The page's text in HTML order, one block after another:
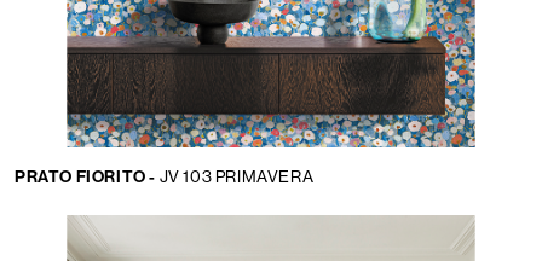
PRATO FIORITO - JV 103 PRIMAVERA